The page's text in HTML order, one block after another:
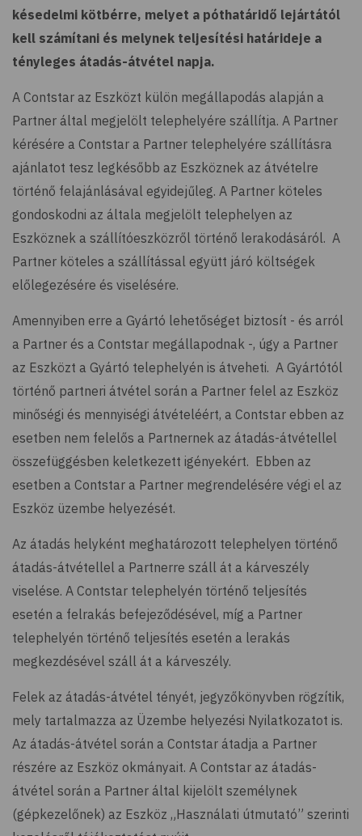
késedelmi kötbérre, melyet a póthatáridő lejártától
kell számítani és melynek teljesítési határideje a
tényleges átadás-átvétel napja.
A Contstar az Eszközt külön megállapodás alapján a
Partner által megjelölt telephelyére szállítja. A Partner
kérésére a Contstar a Partner telephelyére szállításra
ajánlatot tesz legkésőbb az Eszköznek az átvételre
történő felajánlásával egyidejűleg. A Partner köteles
gondoskodni az általa megjelölt telephelyen az
Eszköznek a szállítóeszközről történő lerakodásáról. A
Partner köteles a szállítással együtt járó költségek
előlegezésére és viselésére.
Amennyiben erre a Gyártó lehetőséget biztosít - és arról
a Partner és a Contstar megállapodnak -, úgy a Partner
az Eszközt a Gyártó telephelyén is átveheti. A Gyártótól
történő partneri átvétel során a Partner felel az Eszköz
minőségi és mennyiségi átvételéért, a Contstar ebben az
esetben nem felelős a Partnernek az átadás-átvétellel
összefüggésben keletkezett igényekért. Ebben az
esetben a Contstar a Partner megrendelésére végi el az
Eszköz üzembe helyezését.
Az átadás helyként meghatározott telephelyen történő
átadás-átvétellel a Partnerre száll át a kárveszély
viselése. A Contstar telephelyén történő teljesítés
esetén a felrakás befejeződésével, míg a Partner
telephelyén történő teljesítés esetén a lerakás
megkezdésével száll át a kárveszély.
Felek az átadás-átvétel tényét, jegyzőkönyvben rögzítik,
mely tartalmazza az Üzembe helyezési Nyilatkozatot is.
Az átadás-átvétel során a Contstar átadja a Partner
részére az Eszköz okmányait. A Contstar az átadás-
átvétel során a Partner által kijelölt személynek
(gépkezelőnek) az Eszköz „Használati útmutató” szerinti